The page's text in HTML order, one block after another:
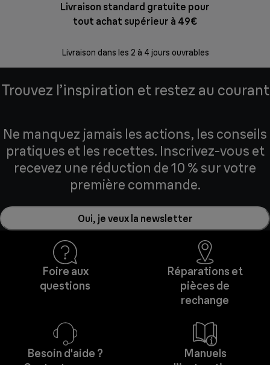
Livraison standard gratuite pour
tout achat supérieur à 49€
Livraison dans les 2 à 4 jours ouvrables
Trouvez l’inspiration et restez au courant
Ne manquez jamais les actions, les conseils
pratiques et les recettes. Inscrivez-vous et
recevez une réduction de 10 % sur votre
première commande.
Oui, je veux la newsletter
Foire aux
questions
Réparations et
pièces de
rechange
Besoin d'aide ?
Manuels